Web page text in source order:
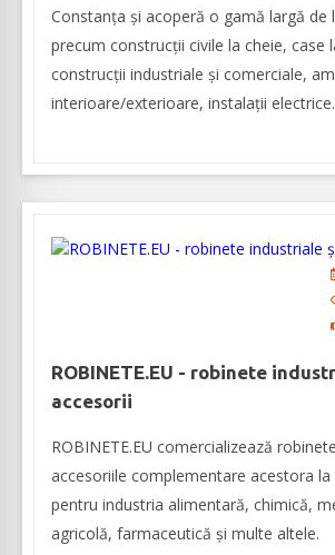
Constanța și acoperă o gamă largă de
precum construcții civile la cheie, case
construcții industriale și comerciale,
interioare/exterioare, instalații
ROBINETE.EU - robinete
accesorii
ROBINETE.EU comercializează
accesoriile complementare acestora la
pentru industria alimentară, chimică,
agricolă, farmaceutică şi multe